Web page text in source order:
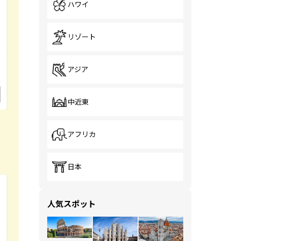
ハワイ
リゾート
アジア
中近東
アフリカ
日本
人気スポット